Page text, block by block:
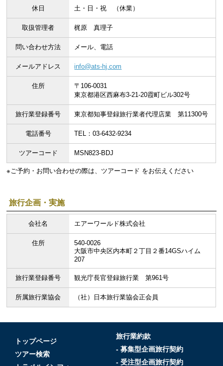
休日 土・日・祝 （休業）
取扱管理者 梶原 真理子
問い合わせ方法 メール、電話
メールアドレス info@ats-hj.com
住所
〒106-0031
東京都港区西麻布3-21-20霞町ビル302号
旅行業登録番号 東京都知事登録旅行業者代理店業 第11300号
電話番号 TEL：03-6432-9234
ツアーコード MSN823-BDJ
※ご予約・お問い合わせの際は、ツアーコード をお伝えください
旅行企画・実施
会社名 エアーワールド株式会社
住所
540-0026
大阪市中央区内本町２丁目２番14GSハイム
207
旅行業登録番号 観光庁長官登録旅行業 第961号
所属旅行業協会 （社）日本旅行業協会正会員
トップページ
ツアー検索
旅行業約款
- 募集型企画旅行契約
- 受注型企画旅行契約